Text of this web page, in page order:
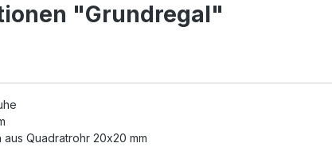
"Grundregal"
Quadratrohr 20x20 mm